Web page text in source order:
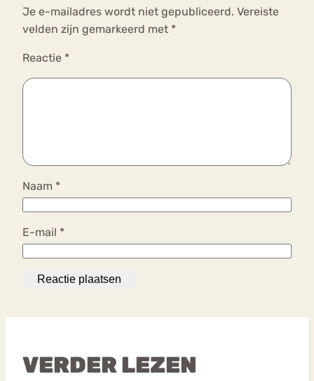
Je e-mailadres wordt niet gepubliceerd. Vereiste
velden zijn gemarkeerd met *
Reactie *
Naam *
E-mail *
VERDER LEZEN